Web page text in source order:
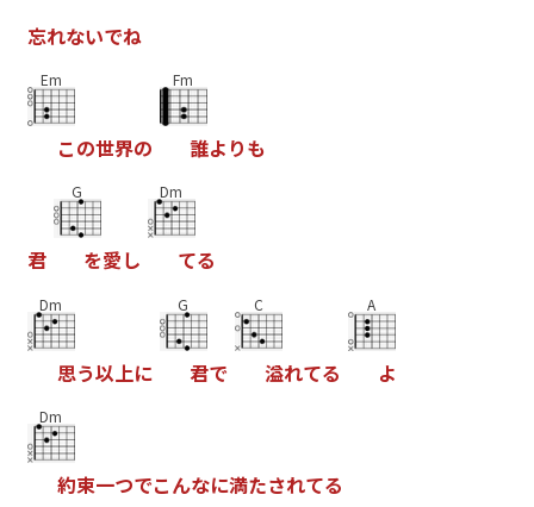
忘れないでね
Em
この世界の
Fm
誰よ りも
君
G
を愛し
Dm
てる
Dm
思う以上に
G
君で
C
溢れてる
A
よ
Dm
約束一つでこんなに満たされてる